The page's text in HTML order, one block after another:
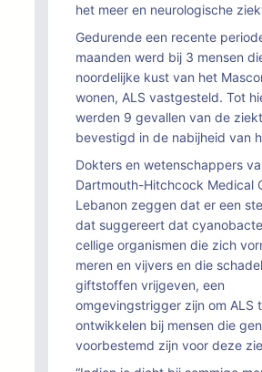
het meer en neurologische
Gedurende een recente
maanden werd bij 3 mensen
noordelijke kust van het
wonen, ALS vastgesteld. Tot
werden 9 gevallen van de
bevestigd in de nabijheid van
Dokters en wetenschappers
Dartmouth-Hitchcock Medical
Lebanon zeggen dat er een
dat suggereert dat
cellige organismen die zich
meren en vijvers en die
giftstoffen vrijgeven, een
omgevingstrigger zijn om ALS
ontwikkelen bij mensen die
voorbestemd zijn voor deze